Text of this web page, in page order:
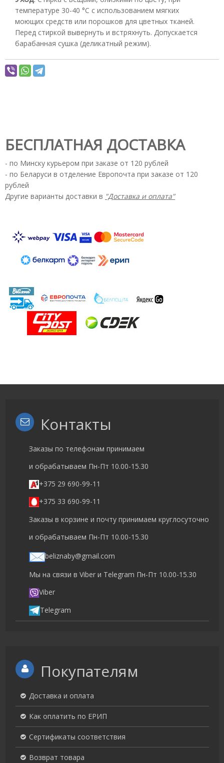
температуре 30-40 °С с использованием мягких
моющих средств или порошков для цветных тканей.
Перед стиркой вывернуть и встряхнуть. Допускается
барабанная сушка (деликатный режим).
БЕСПЛАТНАЯ ДОСТАВКА
- по Минску курьером при заказе от 120 рублей
- по Беларуси в отделение Европочта при заказе от 120
рублей
Другие варианты доставки в "Доставка и оплата"
Контакты
Заказы по телефонам принимаем
и обрабатываем Пн-Пт 10.00-15.30
+375 29 690-99-11
+375 33 690-99-11
Заказы в корзине и почту принимаем круглосуточно
и обрабатываем Пн-Пт 10.00-15.30
beliznaby@gmail.com
Мы на связи в Viber и Telegram Пн-Пт 10.00-15.30
Viber
Telegram
Покупателям
Доставка и оплата
Как оплатить по ЕРИП
Сертификаты соответствия
Возврат товара